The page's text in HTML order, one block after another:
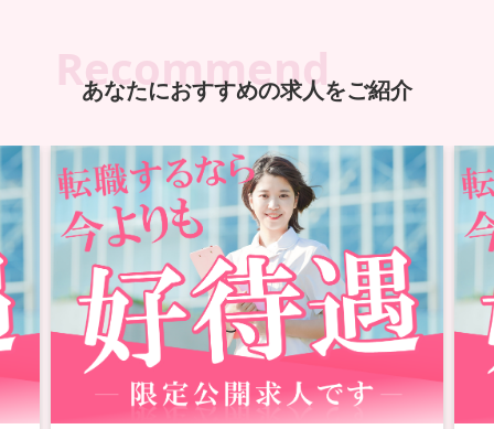
Recommend
あなたにおすすめの求人をご紹介